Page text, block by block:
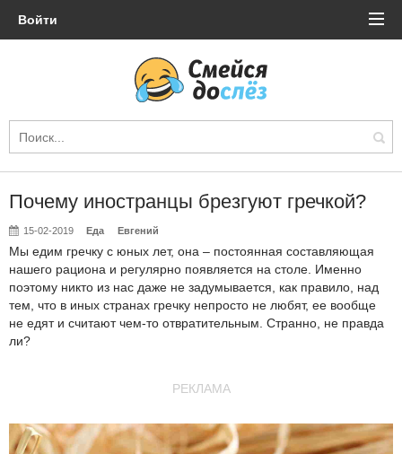
Войти
Почему иностранцы брезгуют гречкой?
15-02-2019 Еда Евгений
Мы едим гречку с юных лет, она – постоянная составляющая
нашего рациона и регулярно появляется на столе. Именно
поэтому никто из нас даже не задумывается, как правило, над
тем, что в иных странах гречку непросто не любят, ее вообще
не едят и считают чем-то отвратительным. Странно, не правда
ли?
РЕКЛАМА